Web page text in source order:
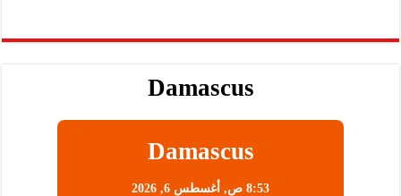
Damascus
Damascus
8:53 ص, أغسطس 6, 2026